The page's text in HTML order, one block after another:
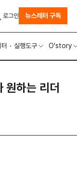
실행도구 O'story
로그인 뉴스레터 구독
하는 리더